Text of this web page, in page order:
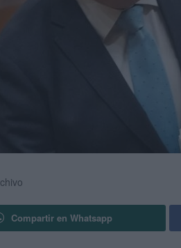
Compartir en Whatsapp